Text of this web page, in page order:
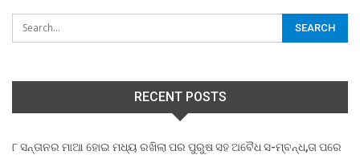
RECENT POSTS
୮ ସନ୍ତାନର ମାଆ ହୋଇ ମଧ୍ୟ ରଖିଲା ପର ପୁରୁଷ ସହ ଅବୈଧ ସ-ମ୍ବନ୍ଧ,ତା ପରେ